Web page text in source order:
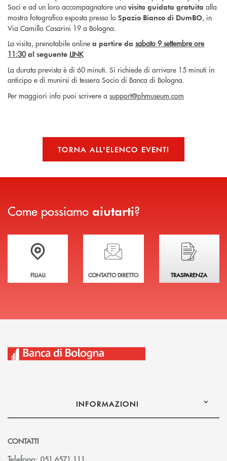
Soci e ad un loro accompagnatore una visita guidata gratuita alla
mostra fotografica esposta presso lo Spazio Bianco di DumBO, in
Via Camillo Casarini 19 a Bologna.
La visita, prenotabile online a partire da sabato 9 settembre ore
11:30 al seguente LINK
La durata prevista è di 60 minuti. Si richiede di arrivare 15 minuti in
anticipo e di munirsi di tessera Socio di Banca di Bologna.
Per maggiori info puoi scrivere a support@phmuseum.com
TORNA ALL'ELENCO EVENTI
Come possiamo aiutarti?
Trova la filiale più vicina a te
FILIALI
Hai bisogno di assistenza immediata?
CONTATTO DIRETTO
Hai bisogno di
TRASPARENZA
INFORMAZIONI
CONTATTI
Telefono: 051 6571.111